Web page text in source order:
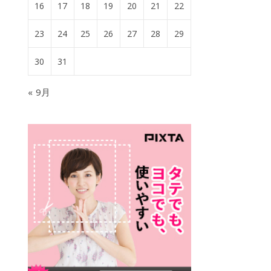
16 17 18 19 20 21 22
23 24 25 26 27 28 29
30 31
« 9月